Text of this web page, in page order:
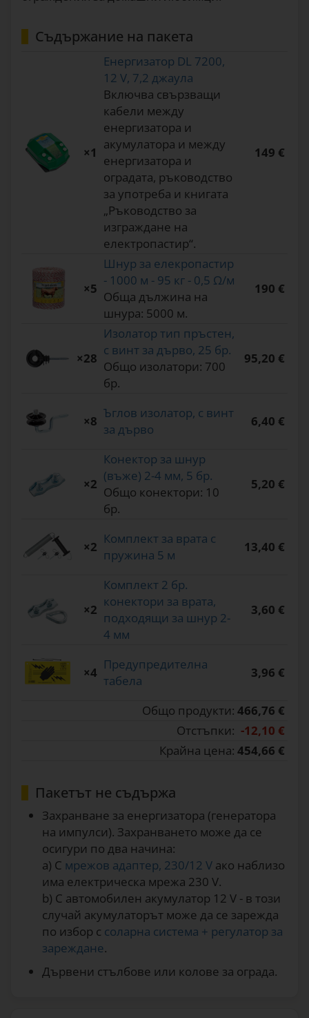
Съдържание на пакета
×1
Енергизатор DL 7200,
12 V, 7,2 джаула
Включва свързващи
кабели между
енергизатора и
акумулатора и между
енергизатора и
оградата, ръководство
за употреба и книгата
„Ръководство за
изграждане на
електропастир“.
149 €
×5
Шнур за елекропастир
- 1000 м - 95 кг - 0,5 Ω/м
Обща дължина на
шнура: 5000 м.
190 €
×28
Изолатор тип пръстен,
с винт за дърво, 25 бр.
Общо изолатори: 700
бр.
95,20 €
×8
Ъглов изолатор, с винт
за дърво
6,40 €
×2
Конектор за шнур
(въже) 2-4 мм, 5 бр.
Общо конектори: 10
бр.
5,20 €
×2
Комплект за врата с
пружина 5 м
13,40 €
×2
Комплект 2 бр.
конектори за врата,
подходящи за шнур 2-
4 мм
3,60 €
×4
Предупредителна
табела
3,96 €
Общо продукти: 466,76 €
Отстъпки: -12,10 €
Крайна цена: 454,66 €
Пакетът не съдържа
Захранване за енергизатора (генератора
на импулси). Захранването може да се
осигури по два начина:
a) С мрежов адаптер, 230/12 V ако наблизо
има електрическа мрежа 230 V.
b) С автомобилен акумулатор 12 V - в този
случай акумулаторът може да се зарежда
по избор с соларна система + регулатор за
зареждане.
Дървени стълбове или колове за ограда.